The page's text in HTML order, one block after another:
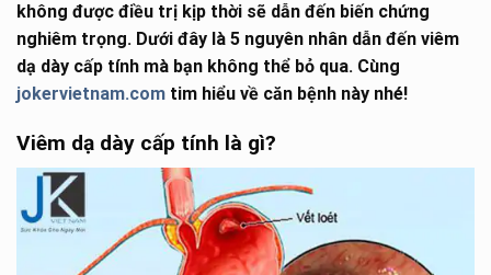
không được điều trị kịp thời sẽ dẫn đến biến chứng
nghiêm trọng. Dưới đây là 5 nguyên nhân dẫn đến viêm
dạ dày cấp tính mà bạn không thể bỏ qua. Cùng
jokervietnam.com tim hiểu về căn bệnh này nhé!
Viêm dạ dày cấp tính là gì?